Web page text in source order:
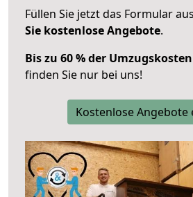
Füllen Sie jetzt das Formular
Sie kostenlose Angebote.
Bis zu 60 % der
finden Sie nur bei uns!
Kostenlose Angebote